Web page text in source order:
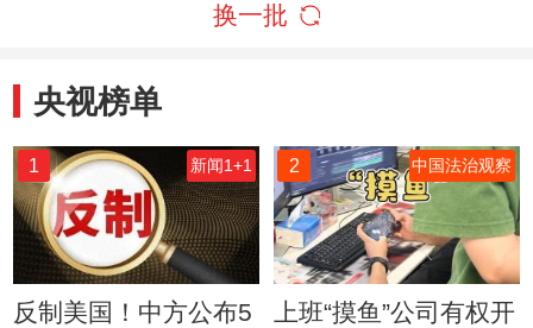
换一批
央视榜单
1 新闻1+1
反制美国！中方公布5
2 中国法治观察
上班“摸鱼”公司有权开